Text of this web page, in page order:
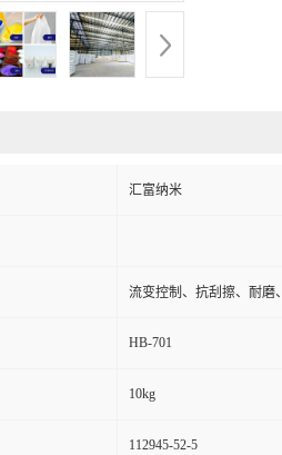
汇富纳米
流变控制、抗刮擦、耐磨
HB-701
10kg
112945-52-5